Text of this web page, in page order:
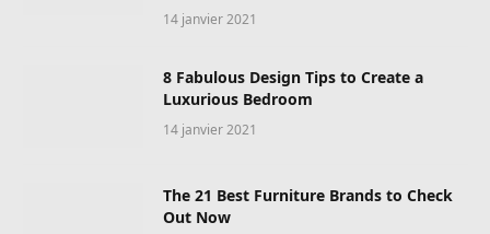
14 janvier 2021
8 Fabulous Design Tips to Create a
Luxurious Bedroom
14 janvier 2021
The 21 Best Furniture Brands to Check
Out Now